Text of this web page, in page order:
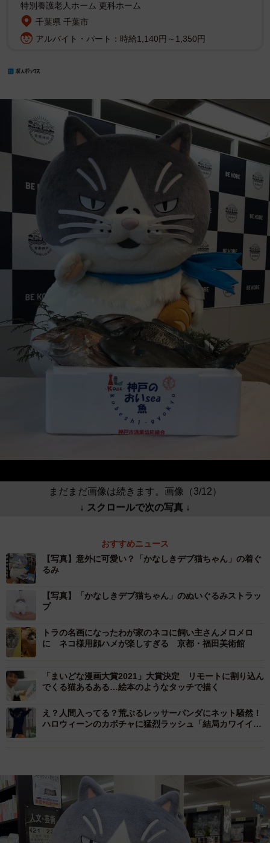
特別養護老人ホーム 更科ホーム
千葉県 千葉市
アルバイト・パート：時給1,140円～1,350円
まだまだ画像は続きます。画像（3/12）
↓ スクロールで次の写真 ↓
おすすめニュース
【写真】意外に可愛い？「かなしきデブ猫ちゃん」の着ぐ
るみ
【写真】「かなしきデブ猫ちゃん」のぬいぐるみストラッ
プ
トラの名画になったわが家のネコに飼い主さんメロメロ
に ネコ様用顔ハメが楽しすぎる 京都・福田美術館
「まいどな漫画大賞2021」大賞決定 リモートに割り込ん
でくる猫あるある…絵本のようなタッチで描く
え？人間入ってる？荒ぶるレッサーパンダにネット騒然！
ハロウィーンのカボチャに猛烈ラッシュ「結局カワイイ